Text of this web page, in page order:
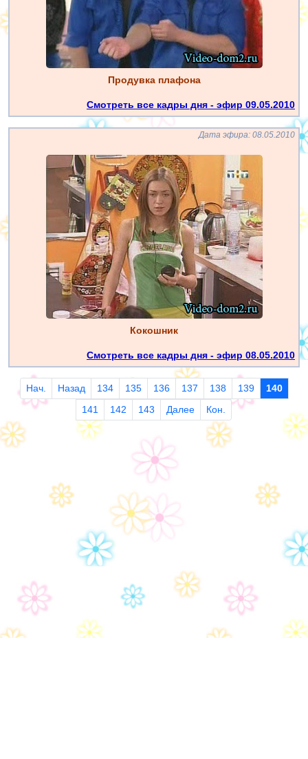
Продувка плафона
Смотреть все кадры дня - эфир 09.05.2010
Дата эфира: 08.05.2010
Кокошник
Смотреть все кадры дня - эфир 08.05.2010
Нач. Назад 134 135 136 137 138 139
140
141
142 143 Далее Кон.